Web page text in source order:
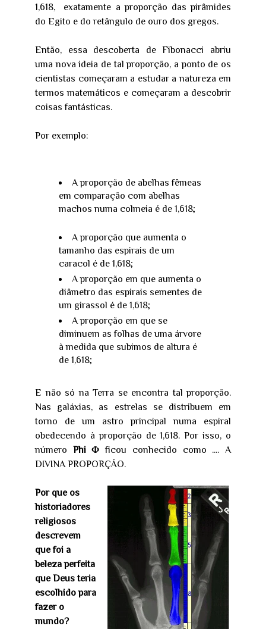
1,618, exatamente a proporção das pirâmides
do Egito e do retângulo de ouro dos gregos.
Então, essa descoberta de Fibonacci abriu
uma nova ideia de tal proporção, a ponto de os
cientistas começaram a estudar a natureza em
termos matemáticos e começaram a descobrir
coisas fantásticas.
Por exemplo:
A proporção de abelhas fêmeas
em comparação com abelhas
machos numa colmeia é de 1,618;
A proporção que aumenta o
tamanho das espirais de um
caracol é de 1,618;
A proporção em que aumenta o
diâmetro das espirais sementes de
um girassol é de 1,618;
A proporção em que se
diminuem as folhas de uma árvore
à medida que subimos de altura é
de 1,618;
E não só na Terra se encontra tal proporção.
Nas galáxias, as estrelas se distribuem em
torno de um astro principal numa espiral
obedecendo à proporção de 1,618. Por isso, o
número Phi Φficou conhecido como .... A
DIVINA PROPORÇÃO.
Por que os
historiadores
religiosos
descrevem
que foi a
beleza perfeita
que Deus teria
escolhido para
fazer o
mundo?